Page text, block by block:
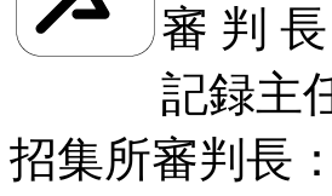
審 判
記録主
招集所審判長